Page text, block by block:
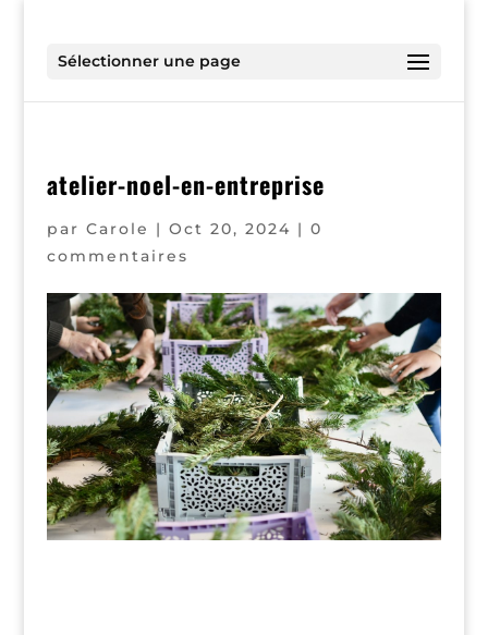
Sélectionner une page
atelier-noel-en-entreprise
par Carole | Oct 20, 2024 | 0
commentaires